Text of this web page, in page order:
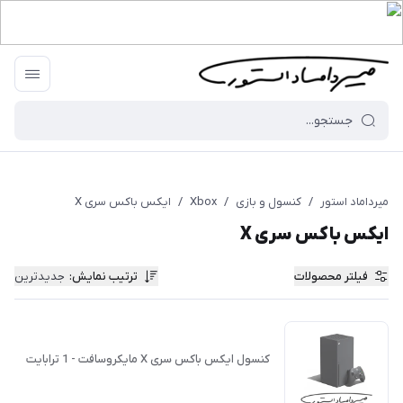
میرداماد استور / کنسول و بازی /
Xbox
/ ایکس باکس سری X
ایکس باکس سری X
فیلتر محصولات ترتیب نمایش: جدیدترین
کنسول ایکس باکس سری X مایکروسافت - 1 ترابایت